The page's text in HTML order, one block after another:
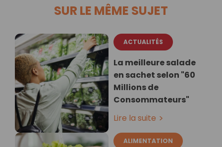
SUR LE MÊME SUJET
ACTUALITÉS
La meilleure salade
en sachet selon "60
Millions de
Consommateurs"
Lire la suite
ALIMENTATION